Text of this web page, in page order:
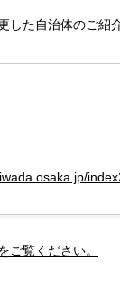
した自治体のご紹
ご覧ください。